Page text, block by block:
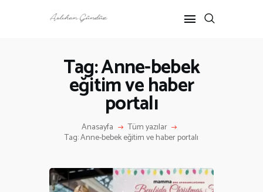
Tag: Anne-bebek
eğitim ve haber
portalı
Anasayfa Tüm yazılar
Tag: Anne-bebek eğitim ve haber portalı
ANASAYFA
RÖPORTAJ
ANNE-ÇOCUK
KÜLTÜR SANAT
İLETIŞIM